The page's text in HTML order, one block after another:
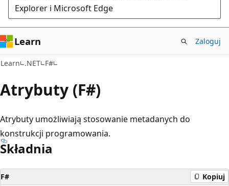
Explorer i Microsoft Edge
Learn Zaloguj
Learn .NET F#
Atrybuty (F#)
Atrybuty umożliwiają stosowanie metadanych do
konstrukcji programowania.
Składnia
F# Kopiuj